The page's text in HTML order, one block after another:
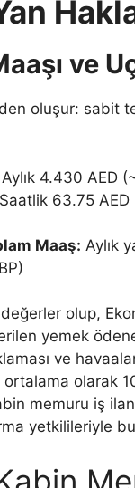
ve
oluşur: sabit
Aylık 4.430 AED
Saatlik 63.75
Maaş: Aylık
olup,
yemek
ve
olarak
memuru iş
yetkilileriyle